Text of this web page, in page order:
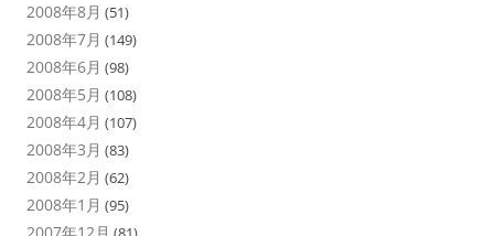
2008年8月 (51)
2008年7月 (149)
2008年6月 (98)
2008年5月 (108)
2008年4月 (107)
2008年3月 (83)
2008年2月 (62)
2008年1月 (95)